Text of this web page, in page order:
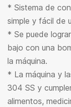
* Sistema de
simple y fácil de
* Se puede
bajo con una
la máquina.
* La máquina y
304 SS y
alimentos,